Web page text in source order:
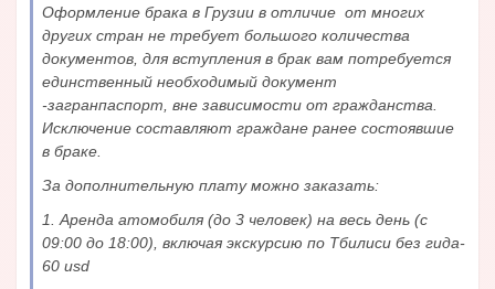
Оформление брака в Грузии в отличие от многих
других стран не требует большого количества
документов, для вступления в брак вам потребуется
единственный необходимый документ
-загранпаспорт, вне зависимости от гражданства.
Исключение составляют граждане ранее состоявшие
в браке.
За дополнительную плату можно заказать:
1. Аренда атомобиля (до 3 человек) на весь день (с
09:00 до 18:00), включая экскурсию по Тбилиси без гида-
60 usd